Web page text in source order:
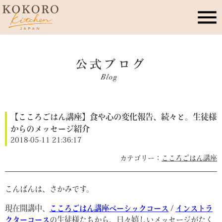
こころキッチンとは
レッスン・イベント
季節のこころレシピ
公式ブログ
お問合せ
【こころごはん講座】食や心の変化報告、続々と。生徒様
からのメッセージ紹介
2018-05-11 21:36:17
こころごはん講座
こんばんは、さかみです。
現在開講中、 こころごはん講座ベーシックコース / インストラ
クターコースの生徒様たちから、日々嬉しいメッセージがたく